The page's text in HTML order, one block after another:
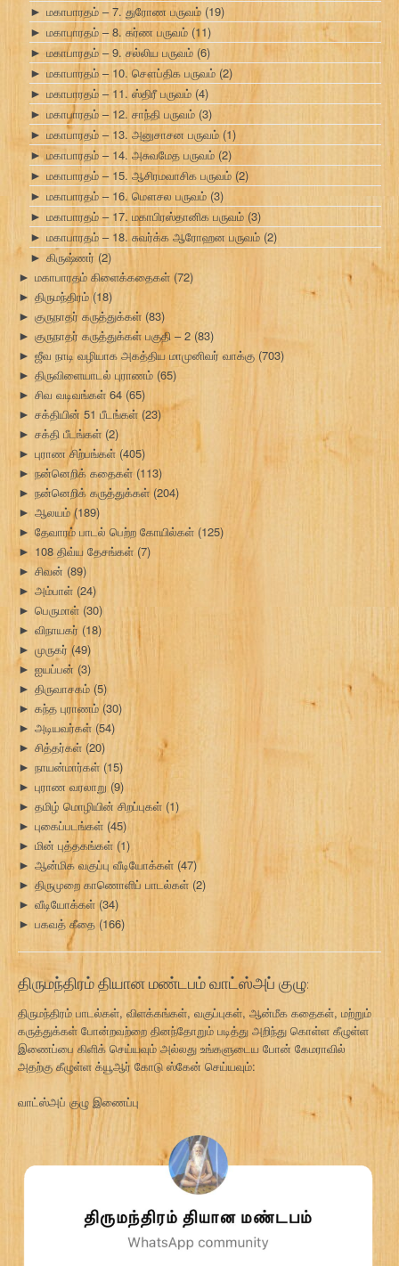
► மகாபாரதம் – 7. துரோண பருவம் (19)
► மகாபாரதம் – 8. கர்ண பருவம் (11)
► மகாபாரதம் – 9. சல்லிய பருவம் (6)
► மகாபாரதம் – 10. சௌப்திக பருவம் (2)
► மகாபாரதம் – 11. ஸ்திரீ பருவம் (4)
► மகாபாரதம் – 12. சாந்தி பருவம் (3)
► மகாபாரதம் – 13. அனுசாசன பருவம் (1)
► மகாபாரதம் – 14. அசுவமேத பருவம் (2)
► மகாபாரதம் – 15. ஆசிரமவாசிக பருவம் (2)
► மகாபாரதம் – 16. மௌசல பருவம் (3)
► மகாபாரதம் – 17. மகாபிரஸ்தானிக பருவம் (3)
► மகாபாரதம் – 18. சுவர்க்க ஆரோஹன பருவம் (2)
► கிருஷ்ணர் (2)
► மகாபாரதம் கிளைக்கதைகள் (72)
► திருமந்திரம்(18)
► குருநாதர் கருத்துக்கள் (83)
► குருநாதர் கருத்துக்கள் பகுதி – 2 (83)
► ஜீவ நாடி வழியாக அகத்திய மாமுனிவர் வாக்கு (703)
► திருவிளையாடல் புராணம் (65)
► சிவ வடிவங்கள் 64 (65)
► சக்தியின் 51 பீடங்கள் (23)
► சக்தி பீடங்கள் (2)
► புராண சிற்பங்கள் (405)
► நன்னெறிக் கதைகள் (113)
► நன்னெறிக் கருத்துக்கள் (204)
► ஆலயம்(189)
► தேவாரம் பாடல் பெற்ற கோயில்கள் (125)
► 108 திவ்ய தேசங்கள் (7)
► சிவன் (89)
► அம்பாள் (24)
► பெருமாள் (30)
► விநாயகர் (18)
► முருகர் (49)
► ஐயப்பன் (3)
► திருவாசகம் (5)
► கந்த புராணம் (30)
► அடியவர்கள் (54)
► சித்தர்கள் (20)
► நாயன்மார்கள் (15)
► புராண வரலாறு (9)
► தமிழ் மொழியின் சிறப்புகள் (1)
► புகைப்படங்கள் (45)
► மின் புத்தகங்கள் (1)
► ஆன்மிக வகுப்பு வீடியோக்கள் (47)
► திருமுறை காணொளிப் பாடல்கள் (2)
► வீடியோக்கள் (34)
► பகவத் கீதை (166)
திருமந்திரம் தியான மண்டபம் வாட்ஸ்அப் குழு:
திருமந்திரம் பாடல்கள், விளக்கங்கள், வகுப்புகள், ஆன்மீக கதைகள், மற்றும்
கருத்துக்கள் போன்றவற்றை தினந்தோறும் படித்து அறிந்து கொள்ள கீழுள்ள
இணைப்பை கிளிக் செய்யவும் அல்லது உங்களுடைய போன் கேமராவில்
அதற்கு கீழுள்ள க்யூஆர் கோடு ஸ்கேன் செய்யவும்:
வாட்ஸ்அப் குழு இணைப்பு